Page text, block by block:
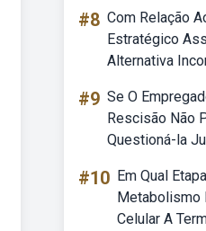
#8 Com Relação
Estratégico
Alternativa
#9 Se O
Rescisão Não
Questioná-la
#10 Em Qual
Metabolismo
Celular A